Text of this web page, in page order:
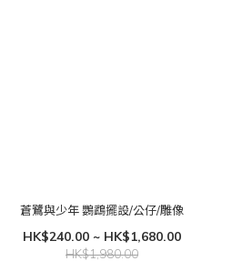
蒼鷺與少年 鸚鵡擺設/公仔/雕像
HK$240.00 ~ HK$1,680.00
HK$1,980.00